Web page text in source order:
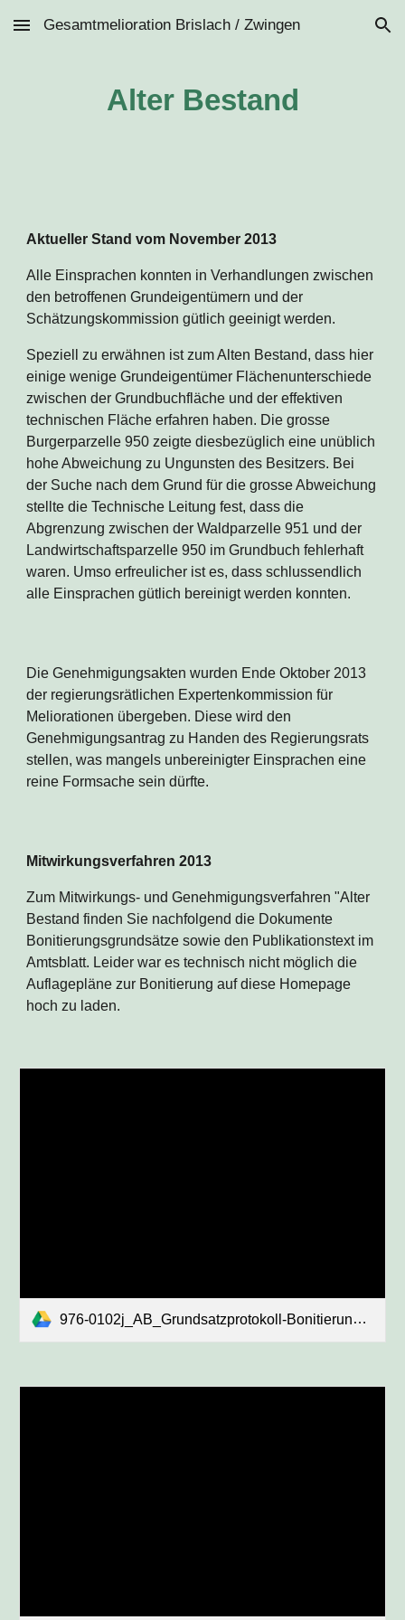
Skip to main content Skip to navigation
Gesamtmelioration Brislach / Zwingen
Alter Bestand
Aktueller Stand vom November 2013
Alle Einsprachen konnten in Verhandlungen zwischen
den betroffenen Grundeigentümern und der
Schätzungskommission gütlich geeinigt werden.
Speziell zu erwähnen ist zum Alten Bestand, dass hier
einige wenige Grundeigentümer Flächenunterschiede
zwischen der Grundbuchfläche und der effektiven
technischen Fläche erfahren haben. Die grosse
Burgerparzelle 950 zeigte diesbezüglich eine unüblich
hohe Abweichung zu Ungunsten des Besitzers. Bei
der Suche nach dem Grund für die grosse Abweichung
stellte die Technische Leitung fest, dass die
Abgrenzung zwischen der Waldparzelle 951 und der
Landwirtschaftsparzelle 950 im Grundbuch fehlerhaft
waren. Umso erfreulicher ist es, dass schlussendlich
alle Einsprachen gütlich bereinigt werden konnten.
Die Genehmigungsakten wurden Ende Oktober 2013
der regierungsrätlichen Expertenkommission für
Meliorationen übergeben. Diese wird den
Genehmigungsantrag zu Handen des Regierungsrats
stellen, was mangels unbereinigter Einsprachen eine
reine Formsache sein dürfte.
Mitwirkungsverfahren 2013
Zum Mitwirkungs- und Genehmigungsverfahren "Alter
Bestand finden Sie nachfolgend die Dokumente
Bonitierungsgrundsätze sowie den Publikationstext im
Amtsblatt. Leider war es technisch nicht möglich die
Auflagepläne zur Bonitierung auf diese Homepage
hoch zu laden.
976-0102j_AB_Grundsatzprotokoll-Bonitierung_Auflage_31Jan13_Brislach.pdf